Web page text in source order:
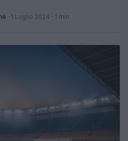
· 1 Luglio 2024 · 1 min